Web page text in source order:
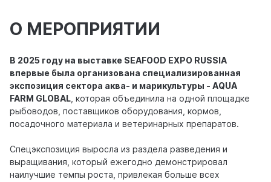
О МЕРОПРИЯТИИ
В 2025 году на выставке SEAFOOD EXPO RUSSIA
впервые была организована специализированная
экспозиция сектора аква- и марикультуры - AQUA
FARM GLOBAL , которая объединила на одной площадке
рыбоводов, поставщиков оборудования, кормов,
посадочного материала и ветеринарных препаратов.
Спецэкспозиция выросла из раздела разведения и
выращивания, который ежегодно демонстрировал
наилучшие темпы роста, привлекая больше всех